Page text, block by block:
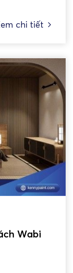
chi tiết
Wabi